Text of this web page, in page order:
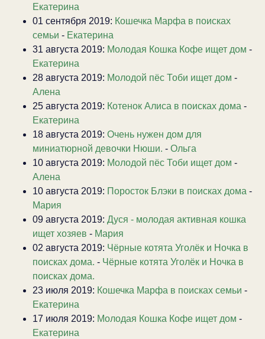
Екатерина
01 сентября 2019: Кошечка Марфа в поисках
семьи - Екатерина
31 августа 2019: Молодая Кошка Кофе ищет дом -
Екатерина
28 августа 2019: Молодой пёс Тоби ищет дом -
Алена
25 августа 2019: Котенок Алиса в поисках дома -
Екатерина
18 августа 2019: Очень нужен дом для
миниатюрной девочки Нюши. - Ольга
10 августа 2019: Молодой пёс Тоби ищет дом -
Алена
10 августа 2019: Поросток Блэки в поисках дома -
Мария
09 августа 2019: Дуся - молодая активная кошка
ищет хозяев - Мария
02 августа 2019: Чёрные котята Уголёк и Ночка в
поисках дома. - Чёрные котята Уголёк и Ночка в
поисках дома.
23 июля 2019: Кошечка Марфа в поисках семьи -
Екатерина
17 июля 2019: Молодая Кошка Кофе ищет дом -
Екатерина